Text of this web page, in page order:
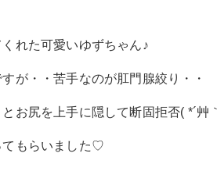
れた可愛いゆずちゃん♪
が・・苦手なのが肛門腺絞り・・
お尻を上手に隠して断固拒否( *´艸
てもらいました♡